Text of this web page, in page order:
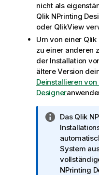
nicht als
Qlik NPrinting
oder QlikView
Um von einer Qlik
zu einer anderen
der Installation
ältere Version
Deinstallieren von
Designer
I
n
f
o
r
m
Das Qlik
System
NPrinting